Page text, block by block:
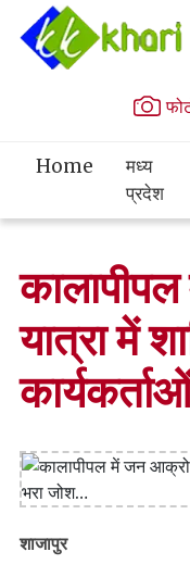
Home
मध्य
प्रदेश
यात्रा में
शाजापुर